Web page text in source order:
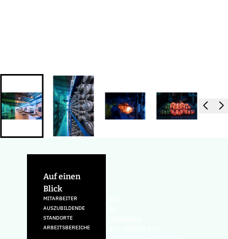
Auf einen
Blick
MITARBEITER
AUSZUBILDENDE
STANDORTE
ARBEITSBEREICHE